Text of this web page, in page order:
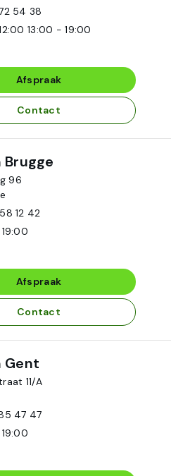
54 38
13:00 - 19:00
Afspraak
Contact
Brugge
96
12 42
Afspraak
Contact
Gent
11/A
47 47